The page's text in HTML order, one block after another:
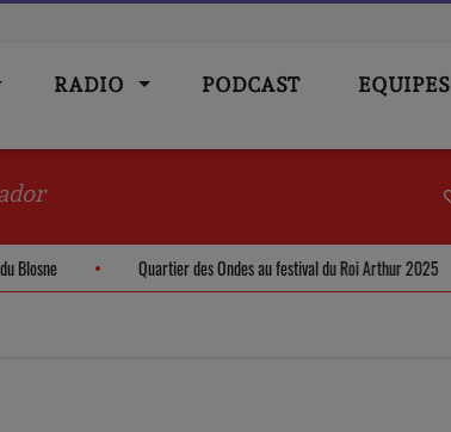
RADIO PODCAST EQUIPES
Blosne Quartier des Ondes au festival du Roi Arthur 2025